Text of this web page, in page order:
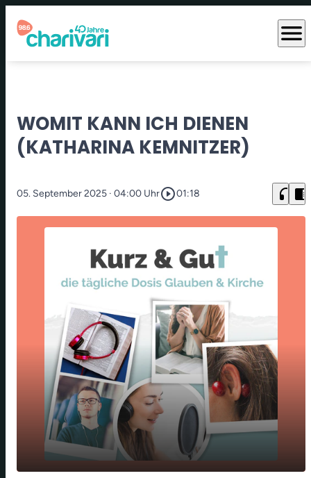
menu
WOMIT KANN ICH DIENEN
(KATHARINA KEMNITZER)
05. September 2025 · 04:00 Uhrplay_circle_outline01:18 headphones chrome_reader_mode